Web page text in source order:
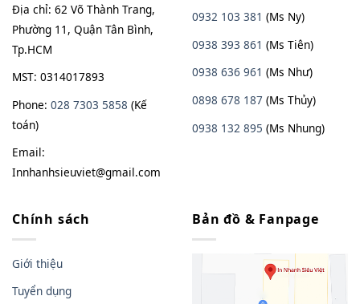
Địa chỉ: 62 Võ Thành Trang,
Phường 11, Quận Tân Bình,
Tp.HCM
MST: 0314017893
Phone: 028 7303 5858 (Kế
toán)
Email:
Innhanhsieuviet@gmail.com
0932 103 381 (Ms Ny)
0938 393 861 (Ms Tiên)
0938 636 961 (Ms Như)
0898 678 187 (Ms Thủy)
0938 132 895 (Ms Nhung)
Chính sách
Giới thiệu
Tuyển dụng
Bản đồ & Fanpage